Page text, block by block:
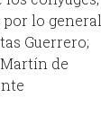
lo general
Guerrero;
de